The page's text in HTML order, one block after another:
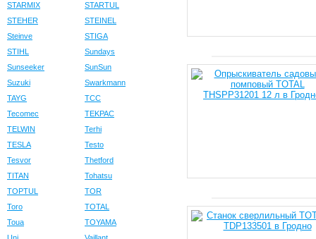
STARMIX
STARTUL
STEHER
STEINEL
Steinve
STIGA
STIHL
Sundays
Sunseeker
SunSun
Suzuki
Swarkmann
TAYG
TCC
Tecomec
TEKPAC
TELWIN
Terhi
TESLA
Testo
Tesvor
Thetford
TITAN
Tohatsu
TOPTUL
TOR
Toro
TOTAL
Toua
TOYAMA